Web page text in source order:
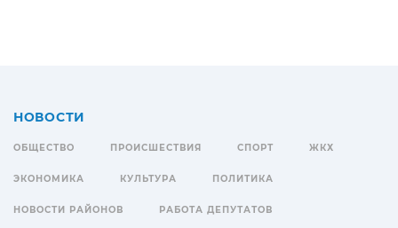
НОВОСТИ
ОБЩЕСТВО ПРОИСШЕСТВИЯ СПОРТ ЖКХ
ЭКОНОМИКА КУЛЬТУРА ПОЛИТИКА
НОВОСТИ РАЙОНОВ РАБОТА ДЕПУТАТОВ